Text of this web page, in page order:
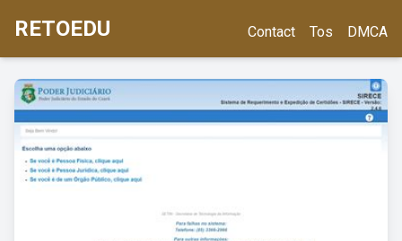
RETOEDU Contact Tos DMCA